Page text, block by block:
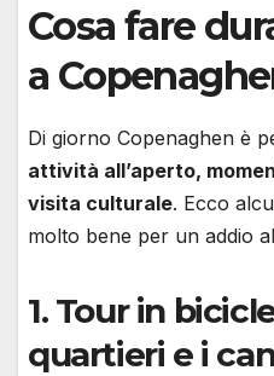
Cosa fare
a
Di giorno Copenaghen è
attività all’aperto,
visita culturale. Ecco
molto bene per un addio
1. Tour in
quartieri e i